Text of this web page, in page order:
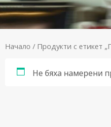
Начало / Продукти с етикет
Не бяха намерени